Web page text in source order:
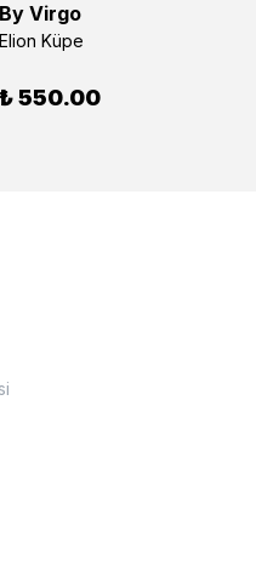
By Virgo
Elion Küpe
₺ 550.00